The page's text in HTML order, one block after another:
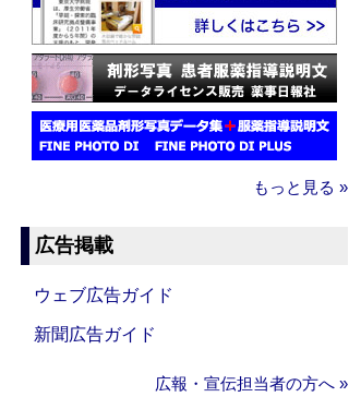
もっと見る »
広告掲載
ウェブ広告ガイド
新聞広告ガイド
広報・宣伝担当者の方へ »